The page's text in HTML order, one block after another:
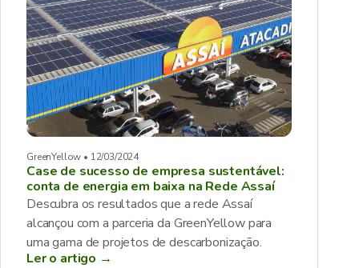
GreenYellow • 12/03/2024
Case de sucesso de empresa sustentável:
conta de energia em baixa na Rede Assaí
Descubra os resultados que a rede Assaí
alcançou com a parceria da GreenYellow para
uma gama de projetos de descarbonização.
Ler o artigo →